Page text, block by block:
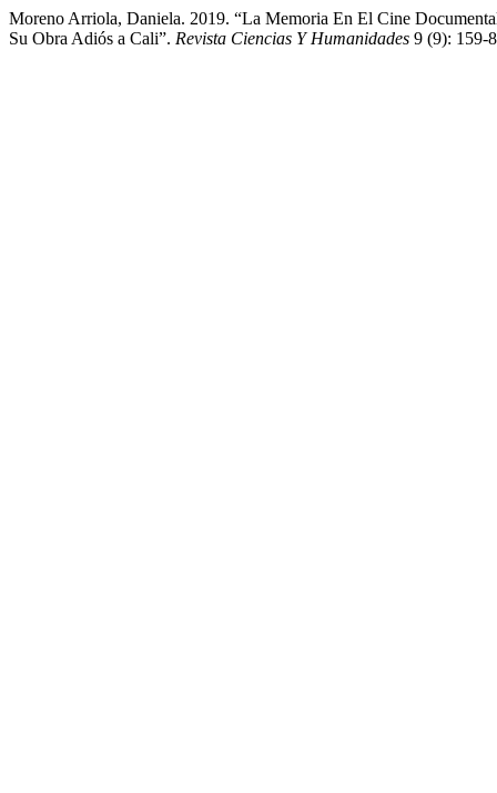
Moreno Arriola, Daniela. 2019. “La Memoria En El Cine
Su Obra Adiós a Cali”. Revista Ciencias Y Humanidades 9 (9): 159-